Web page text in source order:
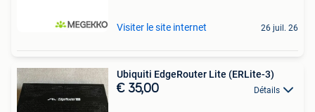
Visiter le site internet 26 juil. 26
Ubiquiti EdgeRouter Lite (ERLite-3)
€ 35,00 Détails